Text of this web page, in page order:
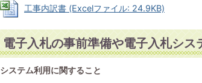
工事内訳書 (Excelファイル: 24.9KB)
電子入札の事前準備や電子入札シ
システム利用に関すること